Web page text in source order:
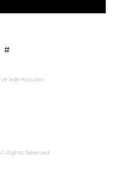
İade Koşulları
Rights Reserved.